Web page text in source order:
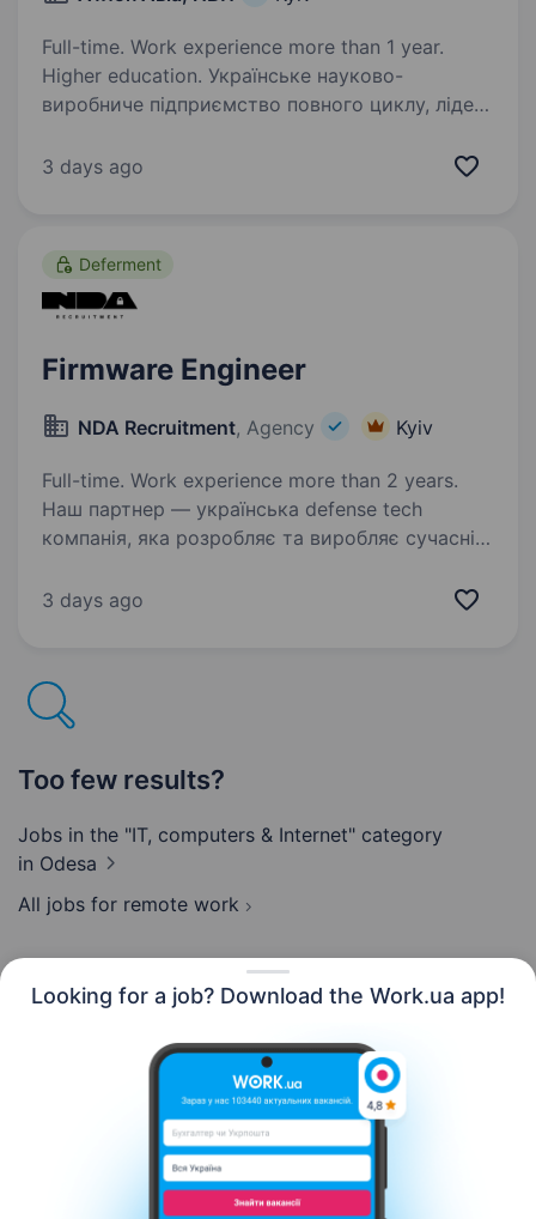
Looking for a job? Download the Work.ua app!
Full-time. Work experience more than 1 year.
Higher education. Українське науково-
виробниче підприємство повного циклу, лідер
з активним розвитком запрошує в нашу
3 days ago
Deferment
Firmware Engineer
NDA Recruitment, Agency Kyiv
Full-time. Work experience more than 2 years.
Наш партнер — українська defense tech
компанія, яка розробляє та виробляє сучасні
Команда створює продукти, що проходять
3 days ago
Too few results?
Jobs in the "IT, computers & Internet" category
in Odesa
All jobs for remote work